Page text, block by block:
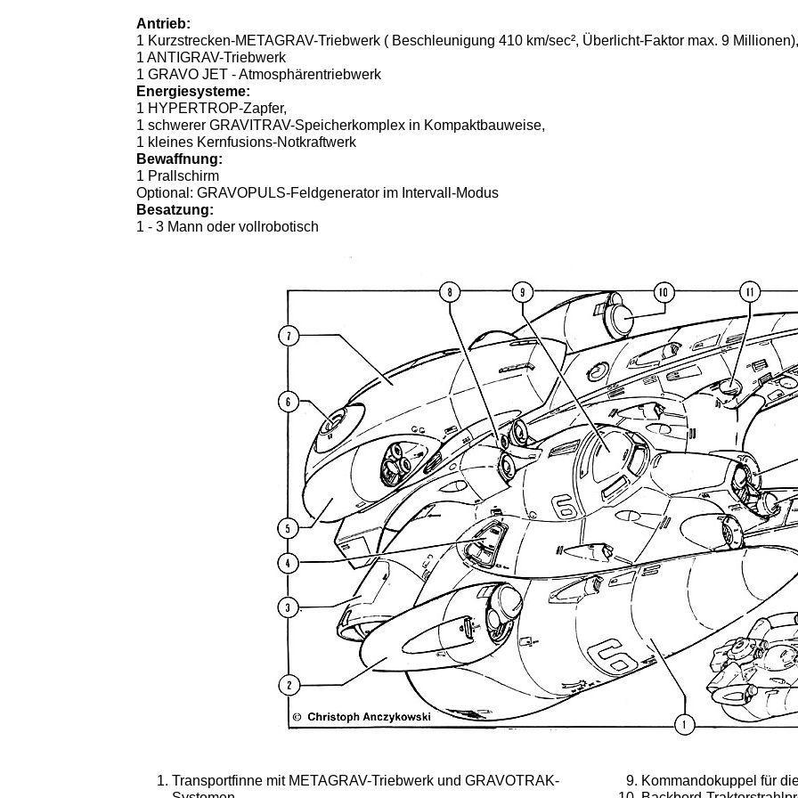
Antrieb:
1 Kurzstrecken-METAGRAV-Triebwerk ( Beschleunigung 410 km/sec², Überlicht-Faktor max. 9 Millionen),
1 ANTIGRAV-Triebwerk
1 GRAVO JET - Atmosphärentriebwerk
Energiesysteme:
1 HYPERTROP-Zapfer,
1 schwerer GRAVITRAV-Speicherkomplex in Kompaktbauweise,
1 kleines Kernfusions-Notkraftwerk
Bewaffnung:
1 Prallschirm
Optional: GRAVOPULS-Feldgenerator im Intervall-Modus
Besatzung:
1 - 3 Mann oder vollrobotisch
Transportfinne mit METAGRAV-Triebwerk und GRAVOTRAK-
Kommandokuppel für